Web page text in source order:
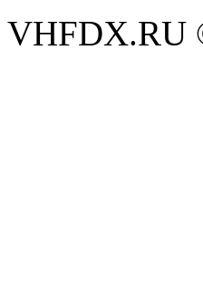
VHFDX.RU